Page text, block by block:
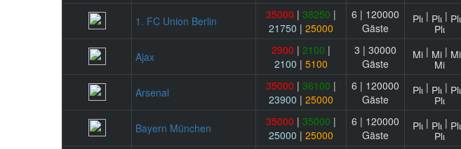
1. FC Union Berlin 35000 | 38250 |
21750 | 25000
6 | 120000
Gäste
| |
Ajax 2900 | 2100 |
2100 | 5100
3 | 30000
Gäste
| |
Arsenal 35000 | 36100 |
23900 | 25000
6 | 120000
Gäste
| |
Bayern München 35000 | 35000 |
25000 | 25000
6 | 120000
Gäste
| |